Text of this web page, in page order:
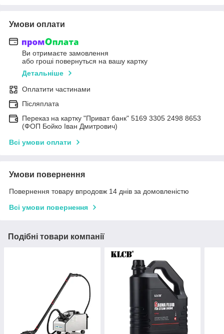
Умови оплати
Ви отримаєте замовлення
або гроші повернуться на вашу картку
Детальніше
Оплатити частинами
Післяплата
Переказ на картку "Приват банк" 5169 3305 2498 8653
(ФОП Бойко Іван Дмитрович)
Всі умови оплати
Умови повернення
Повернення товару впродовж 14 днів за домовленістю
Всі умови повернення
Подібні товари компанії